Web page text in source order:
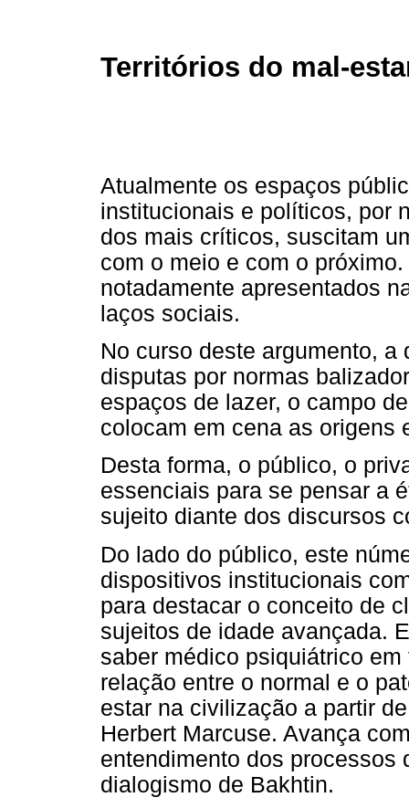
Territórios do mal-
Atualmente os espaços
institucionais e políticos, por
dos mais críticos, suscitam
com o meio e com o
notadamente apresentados
laços sociais.
No curso deste argumento,
disputas por normas
espaços de lazer, o campo
colocam em cena as origens
Desta forma, o público, o
essenciais para se pensar a
sujeito diante dos discursos
Do lado do público, este
dispositivos institucionais
para destacar o conceito de
sujeitos de idade avançada.
saber médico psiquiátrico
relação entre o normal e o
estar na civilização a partir
Herbert Marcuse. Avança
entendimento dos processos
dialogismo de Bakhtin.